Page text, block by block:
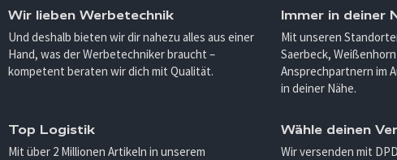
Wir lieben Werbetechnik
Und deshalb bieten wir dir nahezu alles aus einer
Hand, was der Werbetechniker braucht –
kompetent beraten wir dich mit Qualität.
Immer in deiner
Mit unseren
Saerbeck,
Ansprechpartnern im
in deiner Nähe.
Top Logistik
Mit über 2 Millionen Artikeln in unserem
Wähle deinen
Wir versenden mit